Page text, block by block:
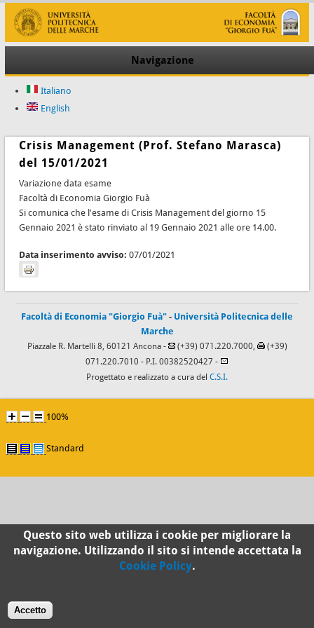
Navigazione
Italiano
English
Crisis Management (Prof. Stefano Marasca)
del 15/01/2021
Variazione data esame
Facoltà di Economia Giorgio Fuà
Si comunica che l'esame di Crisis Management del giorno 15
Gennaio 2021 è stato rinviato al 19 Gennaio 2021 alle ore 14.00.
Data inserimento avviso: 07/01/2021
Facoltà di Economia "Giorgio Fuà" - Università Politecnica delle
Marche
Piazzale R. Martelli 8, 60121 Ancona - (+39) 071.220.7000,
(+39)
071.220.7010 - P.I. 00382520427 -
Progettato e realizzato a cura del C.S.I.
100%
Standard
Questo sito web utilizza i cookie per migliorare la
navigazione. Utilizzando il sito si intende accettata la
Cookie Policy.
Accetto